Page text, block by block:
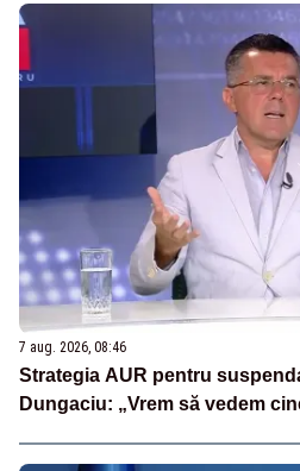
7 aug. 2026, 08:46
Strategia AUR pentru
Dungaciu: „Vrem să vedem